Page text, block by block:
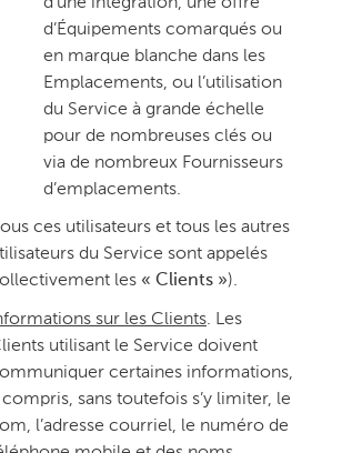
d’Équipements comarqués ou
en marque blanche dans les
Emplacements, ou l’utilisation
du Service à grande échelle
pour de nombreuses clés ou
via de nombreux Fournisseurs
d’emplacements.
ces utilisateurs et tous les autres
du Service sont appelés
les « Clients »).
sur les Clients. Les
utilisant le Service doivent
certaines informations,
sans toutefois s’y limiter, le
l’adresse courriel, le numéro de